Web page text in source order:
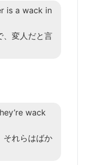
is a wack in
、変人だと言
wack
それらはばか